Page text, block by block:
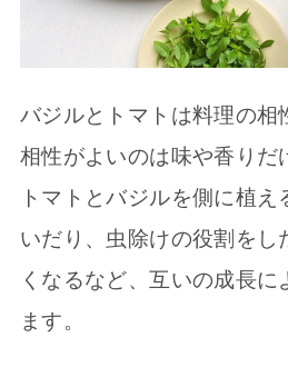
バジルとトマトは料理の
相性がよいのは味や香りだ
トマトとバジルを側に植
いだり、虫除けの役割をし
くなるなど、互いの成長
ます。